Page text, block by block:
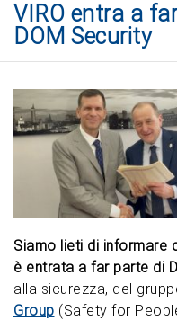
VIRO entra a
DOM Security
Siamo lieti di informare
è entrata a far parte di
alla sicurezza, del
Group (Safety for